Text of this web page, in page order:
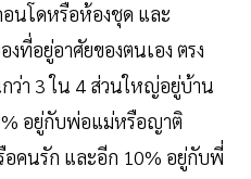
นโดหรือห้องชุด และ
ที่อยู่อาศัยของตนเอง ตรง
ว่า 3 ใน 4 ส่วนใหญ่อยู่บ้าน
อยู่กับพ่อแม่หรือญาติ
คนรัก และอีก 10% อยู่กับพี่